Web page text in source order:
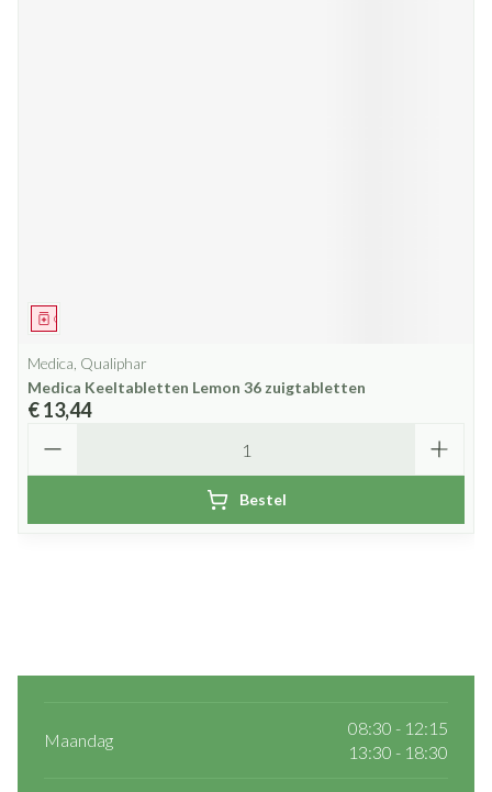
Geneesmiddel
Medica, Qualiphar
Medica Keeltabletten Lemon 36 zuigtabletten
€ 13,44
Bestel
Maandag
08:30 - 12:15
13:30 - 18:30